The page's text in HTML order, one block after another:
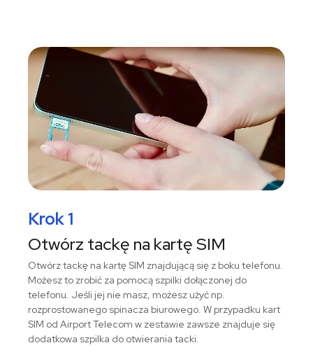
Krok 1
Otwórz tackę na kartę SIM
Otwórz tackę na kartę SIM znajdującą się z boku telefonu.
Możesz to zrobić za pomocą szpilki dołączonej do
telefonu. Jeśli jej nie masz, możesz użyć np.
rozprostowanego spinacza biurowego. W przypadku kart
SIM od Airport Telecom w zestawie zawsze znajduje się
dodatkowa szpilka do otwierania tacki.